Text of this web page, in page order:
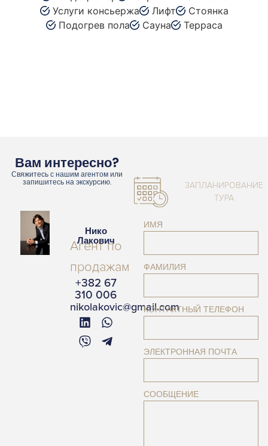
Услуги консьержа
Лифт
Стоянка
Подогрев пола
Сауна Терраса
Вам интересно?
Свяжитесь с нашим агентом или
запишитесь на экскурсию.
Нико
Лакович
Агент по
продажам
+382 67
310 006
nikolakovic@gmail.com
ЗАПЛАНИРОВАНИЕ
ТУРА
ИМЯ
ФАМИЛИЯ
КОНТАКТНЫЙ ТЕЛЕФОН
ЭЛЕКТРОННАЯ ПОЧТА
СООБЩЕНИЕ